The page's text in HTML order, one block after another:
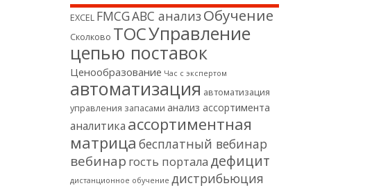
EXCEL FMCGАВС анализ Обучение
Сколково ТОСУправление
цепью поставок
Ценообразование Час с экспертом
автоматизация автоматизация
управления запасами анализ ассортимента
аналитика ассортиментная
матрица бесплатный вебинар
вебинар гость портала дефицит
дистанционное обучение дистрибьюция